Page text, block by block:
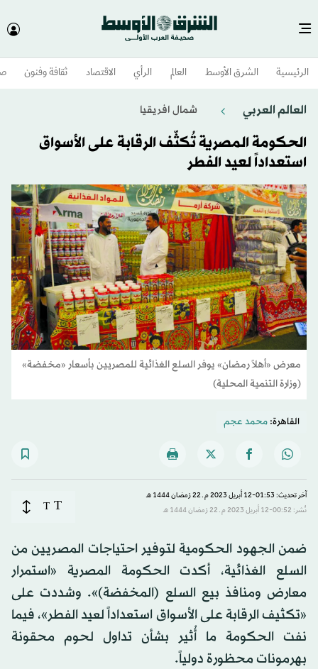
الرئيسية الشرق الأوسط​ العالم الرأي الاقتصاد ثقافة وفنون
العالم العربي شمال افريقيا
الحكومة المصرية تُكثّف الرقابة على الأسواق
استعداداً لعيد الفطر
معرض «أهلاً رمضان» يوفر السلع الغذائية للمصريين بأسعار «مخفضة»
(وزارة التنمية المحلية)
القاهرة:محمد عجم
آخر تحديث: 01:53-12 أبريل 2023 م ـ 22 رَمضان 1444 هـ
نُشر: 00:52-12 أبريل 2023 م ـ 22 رَمضان 1444 هـ
T
T
ضمن الجهود الحكومية لتوفير احتياجات المصريين من
السلع الغذائية، أكدت الحكومة المصرية «استمرار
معارض ومنافذ بيع السلع (المخفضة)». وشددت على
«تكثيف الرقابة على الأسواق استعداداً لعيد الفطر»، فيما
نفت الحكومة ما أُثير بشأن تداول لحوم محقونة
بهرمونات محظورة دولياً.